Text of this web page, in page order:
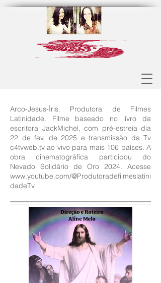
Arco-Jesus-Íris. Produtora de Filmes
Latinidade. Filme baseado no livro da
escritora JackMichel, com pré-estreia dia
22 de fev. de 2025 e transmissão da Tv
c4tvweb.tv ao vivo para mais 106 países. A
obra cinematográfica participou do
Nevado Solidário de Oro 2024. Acesse
www.youtube.com/@Produtoradefilmeslatini
dadeTv